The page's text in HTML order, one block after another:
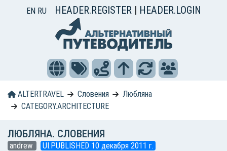
EN RU HEADER.REGISTER | HEADER.LOGIN
ALTERTRAVEL Словения
Любляна
CATEGORY.ARCHITECTURE
ЛЮБЛЯНА. СЛОВЕНИЯ
andrew
UI.PUBLISHED 10 декабря 2011 г.